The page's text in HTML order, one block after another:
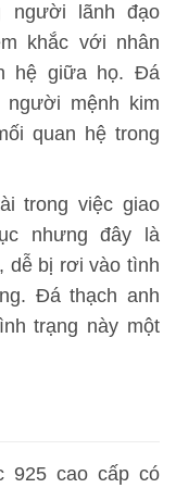
người lãnh đạo
khắc với nhân
hệ giữa họ. Đá
mệnh kim
quan hệ trong
trong việc giao
nhưng đây là
dễ bị rơi vào tình
Đá thạch anh
trạng này một
925 cao cấp có